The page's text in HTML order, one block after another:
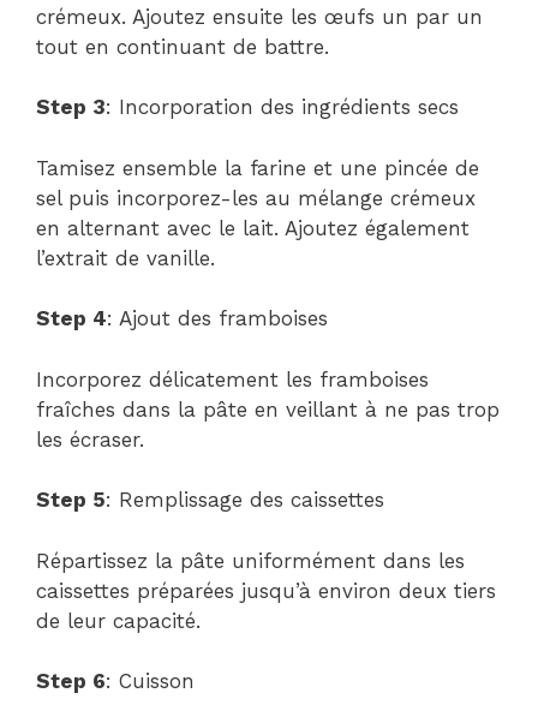
crémeux. Ajoutez ensuite les œufs un par un
tout en continuant de battre.
Step 3: Incorporation des ingrédients secs
Tamisez ensemble la farine et une pincée de
sel puis incorporez-les au mélange crémeux
en alternant avec le lait. Ajoutez également
l’extrait de vanille.
Step 4: Ajout des framboises
Incorporez délicatement les framboises
fraîches dans la pâte en veillant à ne pas trop
les écraser.
Step 5: Remplissage des caissettes
Répartissez la pâte uniformément dans les
caissettes préparées jusqu’à environ deux tiers
de leur capacité.
Step 6: Cuisson